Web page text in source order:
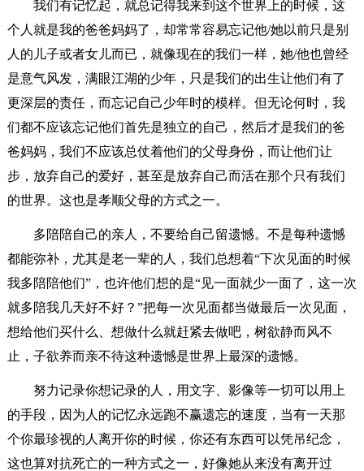
我们有记忆起，就总记得我来到这个世界上的时候，这
个人就是我的爸爸妈妈了，却常常容易忘记他/她以前只是别
人的儿子或者女儿而已，就像现在的我们一样，她/他也曾经
是意气风发，满眼江湖的少年，只是我们的出生让他们有了
更深层的责任，而忘记自己少年时的模样。但无论何时，我
们都不应该忘记他们首先是独立的自己，然后才是我们的爸
爸妈妈，我们不应该总仗着他们的父母身份，而让他们让
步，放弃自己的爱好，甚至是放弃自己而活在那个只有我们
的世界。这也是孝顺父母的方式之一。
多陪陪自己的亲人，不要给自己留遗憾。不是每种遗憾
都能弥补，尤其是老一辈的人，我们总想着“下次见面的时候
我多陪陪他们”，也许他们想的是“见一面就少一面了，这一次
就多陪我几天好不好？”把每一次见面都当做最后一次见面，
想给他们买什么、想做什么就赶紧去做吧，树欲静而风不
止，子欲养而亲不待这种遗憾是世界上最深的遗憾。
努力记录你想记录的人，用文字、影像等一切可以用上
的手段，因为人的记忆永远跑不赢遗忘的速度，当有一天那
个你最珍视的人离开你的时候，你还有东西可以凭吊纪念，
这也算对抗死亡的一种方式之一，好像她从来没有离开过